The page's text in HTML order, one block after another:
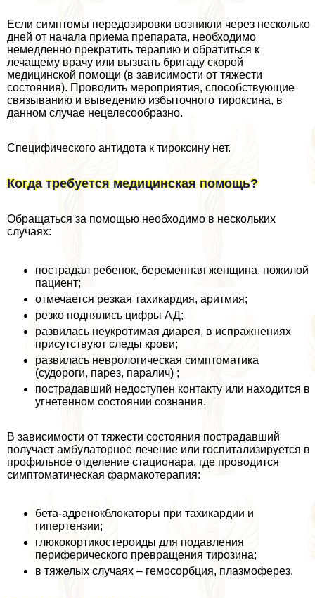
Если симптомы передозировки возникли через несколько
дней от начала приема препарата, необходимо
немедленно прекратить терапию и обратиться к
лечащему врачу или вызвать бригаду скорой
медицинской помощи (в зависимости от тяжести
состояния). Проводить мероприятия, способствующие
связыванию и выведению избыточного тироксина, в
данном случае нецелесообразно.
Специфического антидота к тироксину нет.
Когда требуется медицинская помощь?
Обращаться за помощью необходимо в нескольких
случаях:
пострадал ребенок, беременная женщина, пожилой
пациент;
отмечается резкая тахикардия, аритмия;
резко поднялись цифры АД;
развилась неукротимая диарея, в испpaжнeниях
присутствуют следы крови;
развилась неврологическая симптоматика
(судороги, парез, паралич) ;
пострадавший недоступен контакту или находится в
угнетенном состоянии сознания.
В зависимости от тяжести состояния пострадавший
получает амбулаторное лечение или госпитализируется в
профильное отделение стационара, где проводится
симптоматическая фармакотерапия:
бета-адренокблокаторы при тахикардии и
гипертензии;
глюкокортикостероиды для подавления
периферического превращения тирозина;
в тяжелых случаях – гемосорбция, плазмоферез.